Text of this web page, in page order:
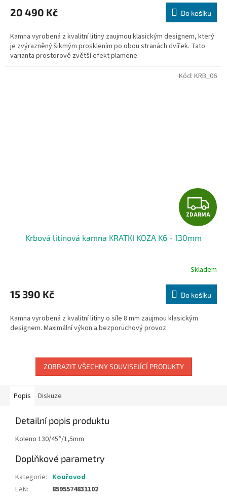
M
A
20 490 Kč Do košíku
Kamna vyrobená z kvalitní litiny zaujmou klasickým designem, který
je zvýrazněný šikmým prosklením po obou stranách dvířek. Tato
varianta prostorově zvětší efekt plamene.
Z
D
R
M
A
ZDARMA
Krbová litinová kamna KRATKI KOZA K6 - 130mm
Skladem
15 390 Kč Do košíku
Kamna vyrobená z kvalitní litiny o síle 8 mm zaujmou klasickým
designem. Maximální výkon a bezporuchový provoz.
Kód: KRB_06
ZOBRAZIT VŠECHNY SOUVISEJÍCÍ PRODUKTY
Popis Diskuze
Detailní popis produktu
Koleno 130/45°/1,5mm
Doplňkové parametry
Kategorie: Kouřovod
EAN: 8595574831102